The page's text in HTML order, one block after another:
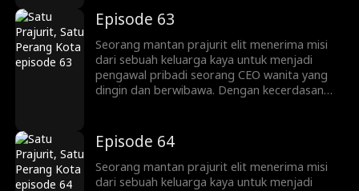
disadari justru terseret ke dalam konspirasi
yang lebih besar. Pada akhirnya, mereka
bekerja sama untuk menghancurkan
persaingan jahat dan rencana gelap para
musuh.
Episode 63
Seorang mantan prajurit elit menerima misi
dari sebuah keluarga kaya untuk menjadi
pengawal pribadi seorang CEO wanita yang
dingin dan berwibawa. Dengan kecerdasan
disadari justru terseret ke dalam konspirasi
yang lebih besar. Pada akhirnya, mereka
bekerja sama untuk menghancurkan
persaingan jahat dan rencana gelap para
Episode 64
Seorang mantan prajurit elit menerima misi
dari sebuah keluarga kaya untuk menjadi